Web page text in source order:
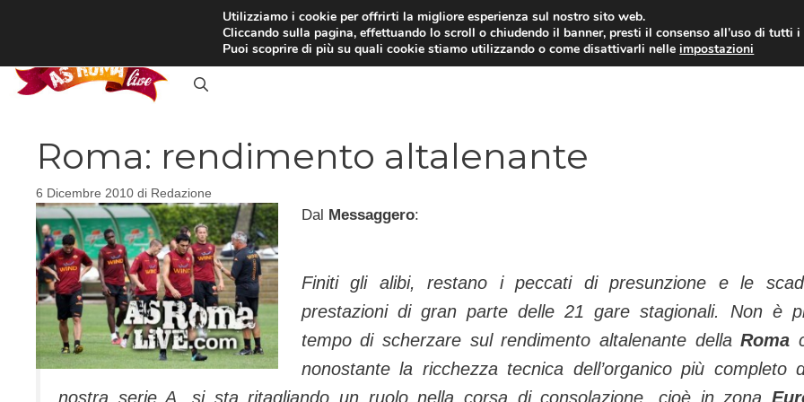
RASSEGNA STAMPA INTERVISTE CALCIOMERCATO CAMPIONATO
Roma: rendimento altalenante
6 Dicembre 2010 di Redazione
Dal Messaggero:
Finiti gli alibi, restano i peccati di presunzione e le
prestazioni di gran parte delle 21 gare stagionali. Non è
tempo di scherzare sul rendimento altalenante dellaRoma
nonostante la ricchezza tecnica dell’organico più completo
nostra serie A, si sta ritagliando un ruolo nella corsa di consolazione, cioè in zona
Utilizziamo i cookie per offrirti la migliore esperienza sul nostro sito web.
Cliccando sulla pagina, effettuando lo scroll o chiudendo il banner, presti il consenso all’uso di tutti i
Puoi scoprire di più su quali cookie stiamo utilizzando o come disattivarli nelleimpostazioni